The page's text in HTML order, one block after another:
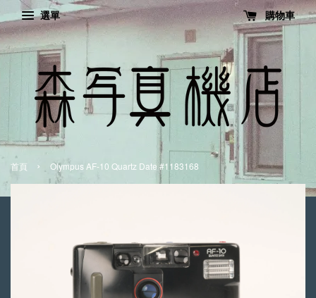
選單 購物車
首頁 › Olympus AF-10 Quartz Date #1183168